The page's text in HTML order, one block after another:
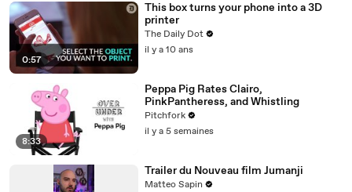
0:57
This box turns your phone into a 3D
printer
The Daily Dot
il y a 10 ans
8:33
Peppa Pig Rates Clairo,
PinkPantheress, and Whistling
Pitchfork
il y a 5 semaines
Trailer du Nouveau film Jumanji
Matteo Sapin